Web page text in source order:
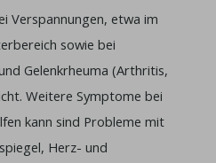
Verspannungen, etwa im
sowie bei
Gelenkrheuma (Arthritis,
Weitere Symptome bei
kann sind Probleme mit
Herz- und